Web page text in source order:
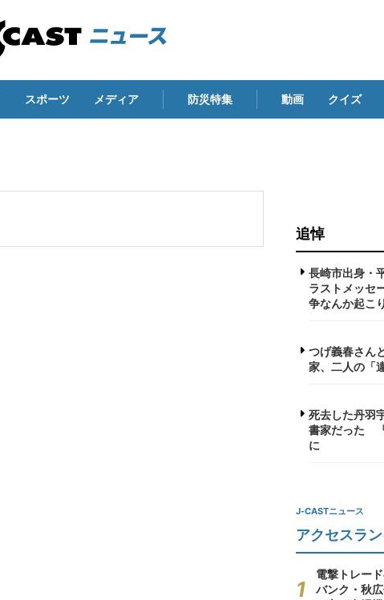
スポーツ メディア 防災特集 動画 クイズ
追悼
長崎市出身・
ラストメッセ
争なんか起こ
つげ義春さん
家、二人の「
死去した丹羽
書家だった
に
J-CASTニュース
アクセスラ
電撃トレー
バンク・秋